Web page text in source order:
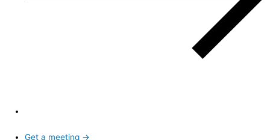
Get a meeting →